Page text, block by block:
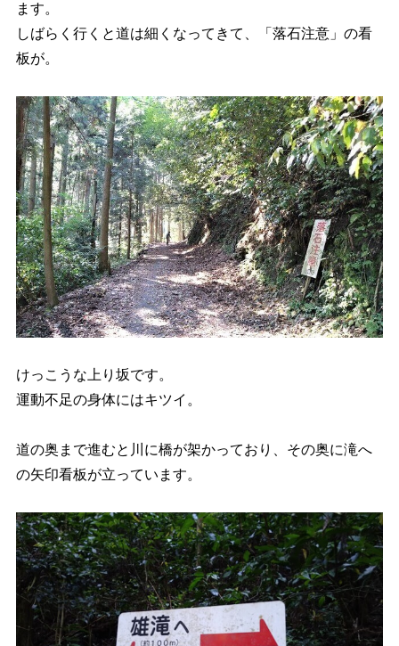
ます。
しばらく行くと道は細くなってきて、「落石注意」の看
板が。
けっこうな上り坂です。
運動不足の身体にはキツイ。
道の奥まで進むと川に橋が架かっており、その奥に滝へ
の矢印看板が立っています。